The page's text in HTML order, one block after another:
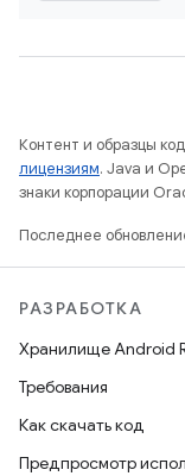
Контент и образцы
лицензиям. Java и
знаки корпорации
Последнее
РАЗРАБОТКА
Хранилище Android
Требования
Как скачать код
Предпросмотр